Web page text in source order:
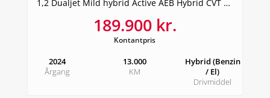
1,2 Dualjet Mild hybrid Active AEB Hybrid CVT 83HK 5d Aut.
189.900 kr.
Kontantpris
2024
Årgang
13.000
KM
Hybrid (Benzin
/ El)
Drivmiddel